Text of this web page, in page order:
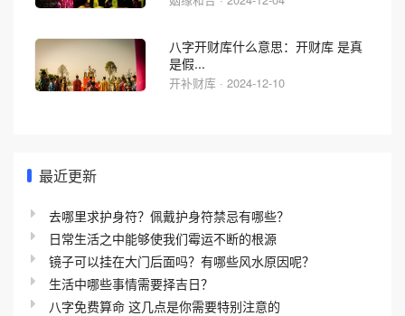
八字开财库什么意思：开财库 是真
是假...
开补财库 · 2024-12-10
最近更新
去哪里求护身符？佩戴护身符禁忌有哪些？
日常生活之中能够使我们霉运不断的根源
镜子可以挂在大门后面吗？有哪些风水原因呢？
生活中哪些事情需要择吉日？
八字免费算命 这几点是你需要特别注意的